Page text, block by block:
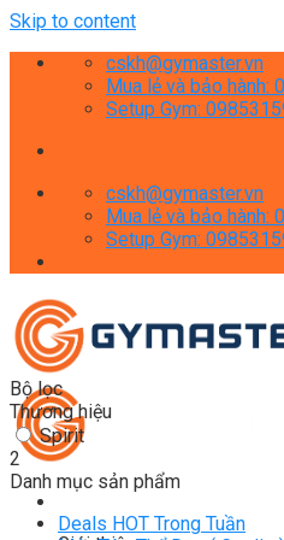
Skip to content
cskh@gymaster.vn
Mua lẻ và bảo hành:
Setup Gym:
cskh@gymaster.vn
Mua lẻ và bảo hành:
Setup Gym:
Bộ lọc
Thương hiệu
Spirit
2
Danh mục sản phẩm
Deals HOT Trong Tuần